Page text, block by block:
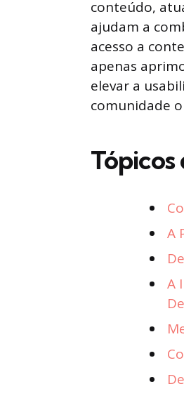
conteúdo,
ajudam a
acesso a
apenas
elevar a
comunidade
A
A